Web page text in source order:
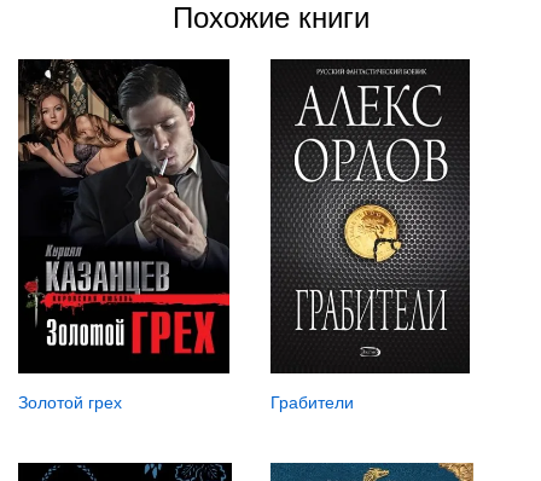
Похожие книги
Золотой грех Грабители